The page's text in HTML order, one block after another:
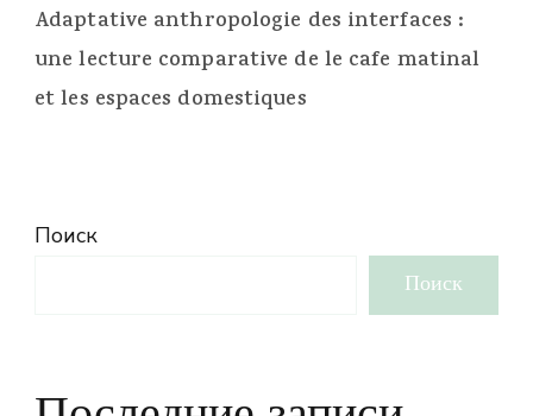
Adaptative anthropologie des interfaces :
une lecture comparative de le cafe matinal
et les espaces domestiques
Поиск
Поиск